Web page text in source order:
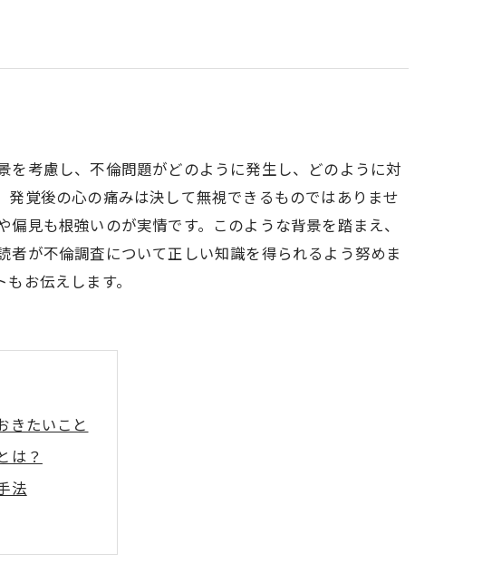
考慮し、不倫問題がどのように発生し、どのように対
覚後の心の痛みは決して無視できるものではありませ
見も根強いのが実情です。このような背景を踏まえ、
が不倫調査について正しい知識を得られるよう努めま
お伝えします。
きたいこと
は？
法
例